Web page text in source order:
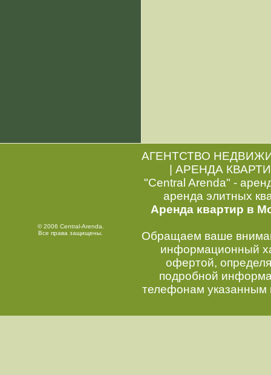
© 2006 Central-Arenda.
Все права защищены.
АГЕНТСТВО
|АРЕНДА
"Central Arenda" -
аренда элитных
Аренда квартир в
Обращаем ваше
информационный
офертой,
подробной
телефонам указанным